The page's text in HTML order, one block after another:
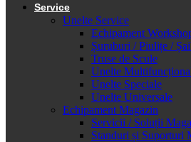
Service
Unelte Service
Echipament
Șuruburi / Piulițe /
Truse de Scule
Unelte
Unelte Speciale
Unelte Universale
Echipament Magazin
Servicii / Soluții
Standuri și Suporturi